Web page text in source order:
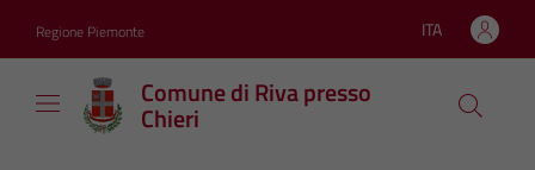
Regione Piemonte Lingua attiva:
ITA
Comune di Riva presso
Chieri